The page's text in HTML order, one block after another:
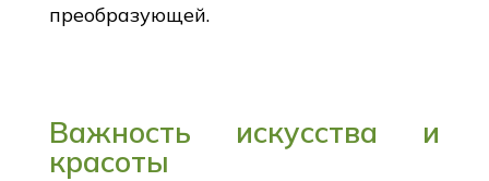
преобразующей.
Важность искусства и
красоты